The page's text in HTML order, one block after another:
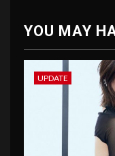
YOU MAY
UPDATE